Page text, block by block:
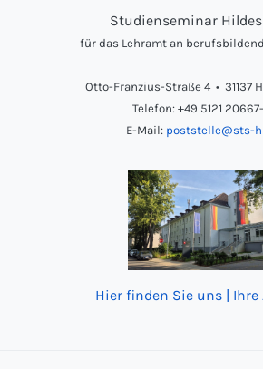
Studienseminar
für das Lehramt an
Otto-Franzius-Straße 4 • 31137
Telefon: +49 5121
E-Mail: poststelle@sts-
Hier finden Sie uns | Ihre